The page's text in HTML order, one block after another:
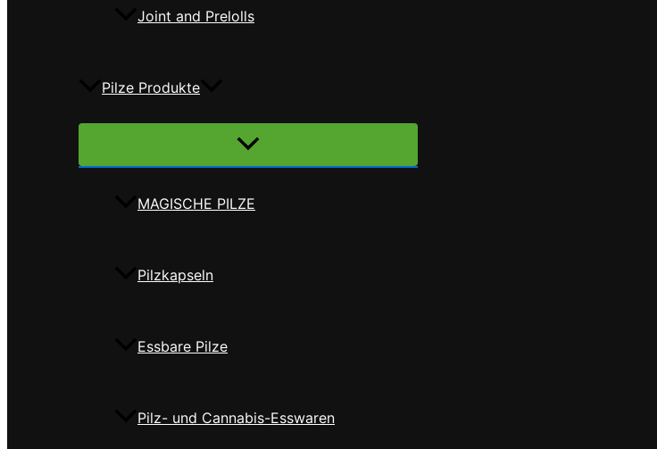
Joint and Prelolls
Pilze Produkte
Menü
MAGISCHE PILZE
Pilzkapseln
Essbare Pilze
Pilz- und Cannabis-Esswaren